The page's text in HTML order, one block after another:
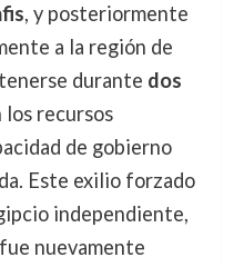
, y posteriormente
a la región de
durante dos
recursos
de gobierno
Este exilio forzado
independiente,
nuevamente